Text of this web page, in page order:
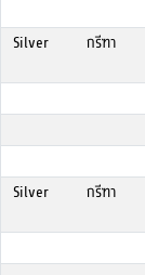
Silver กรีฑา
Silver
กรีฑา